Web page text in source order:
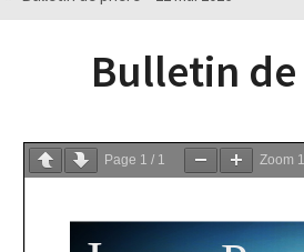
Bulletin
Page 1 / 1 Zoom